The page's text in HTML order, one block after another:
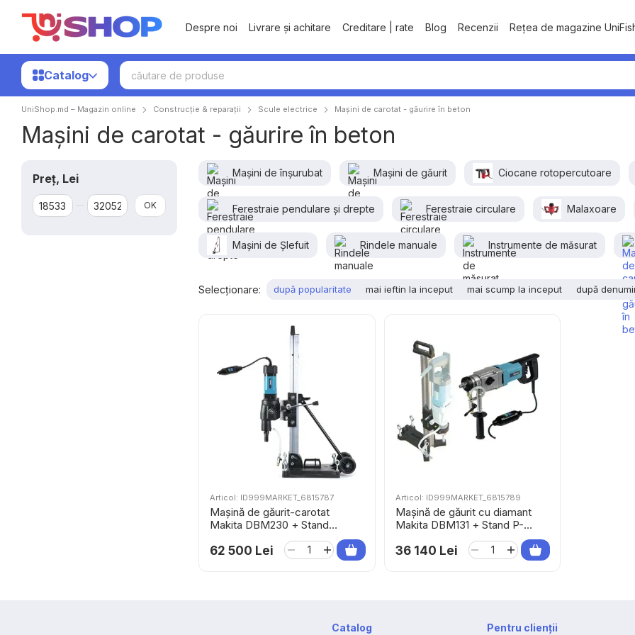
Mergi la conținutul principal
Despre noi
Livrare și achitare Creditare | rate Blog Recenzii Rețea de magazine
Catalog
UniShop.md – Magazin online Construcție & reparații Scule electrice Mașini de carotat - găurire în beton
Mașini de carotat - găurire în beton
Mașini de înșurubat Mașini de găurit Ciocane rotopercutoare
Ferestraie pendulare și drepte Ferestraie сirculare Malaxoare
Mașini de Șlefuit Rindele manuale Instrumente de măsurat
Selecționare: după popularitate mai ieftin la inceput mai scump la inceput după
Articol: ID999MARKET_6815787
Mașină de găurit-carotat
Makita DBM230 + Stand
62 500 Lei
Articol: ID999MARKET_6815789
Mașină de găurit cu diamant
Makita DBM131 + Stand P-
36 140 Lei
Preț, Lei
De la Preț, Lei
Până la Preț, Lei OK
Catalog Pentru clienții